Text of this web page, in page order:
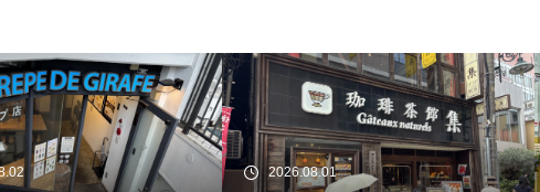
2026.08.01